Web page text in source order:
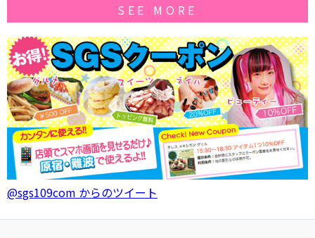
SEE MORE
@sgs109com からのツイート